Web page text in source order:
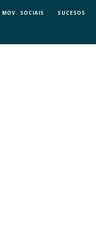
MOV. SOCIAIS SUCESOS